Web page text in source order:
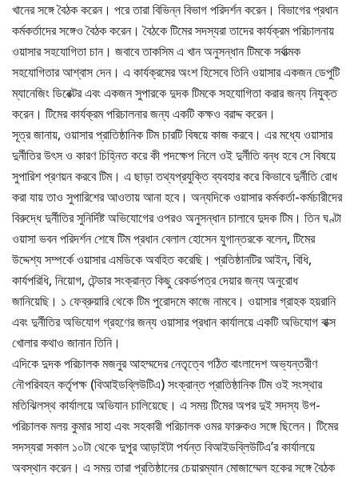
খানের সঙ্গে বৈঠক করেন। পরে তারা বিভিন্ন বিভাগ পরিদর্শন করেন। বিভাগের প্রধান
কর্মকর্তাদের সঙ্গেও বৈঠক করেন। বৈঠকে টিমের সদস্যরা তাদের কার্যক্রম পরিচালনায়
ওয়াসার সহযোগিতা চান। জবাবে তাকসিম এ খান অনুসন্ধান টিমকে সর্বাত্মক
সহযোগিতার আশ্বাস দেন। এ কার্যক্রমের অংশ হিসেবে তিনি ওয়াসার একজন ডেপুটি
ম্যানেজিং ডিরেক্টর এবং একজন সুপারকে দুদক টিমকে সহযোগিতা করার জন্য নিযুক্ত
করেন। টিমের কার্যক্রম পরিচালনার জন্য একটি কক্ষও বরাদ্দ করেন।
সূত্র জানায়, ওয়াসার প্রাতিষ্ঠানিক টিম চারটি বিষয়ে কাজ করবে। এর মধ্যে ওয়াসার
দুর্নীতির উৎস ও কারণ চিহ্নিত করে কী পদক্ষেপ নিলে ওই দুর্নীতি বন্ধ হবে সে বিষয়ে
সুপারিশ প্রণয়ন করবে টিম। এ ছাড়া তথ্যপ্রযুক্তি ব্যবহার করে কিভাবে দুর্নীতি রোধ
করা যায় তাও সুপারিশের আওতায় আনা হবে। অন্যদিকে ওয়াসার কর্মকর্তা-কর্মচারীদের
বিরুদ্ধে দুর্নীতির সুনির্দিষ্ট অভিযোগের ওপরও অনুসন্ধান চালাবে দুদক টিম। তিন ঘণ্টা
ওয়াসা ভবন পরিদর্শন শেষে টিম প্রধান বেলাল হোসেন যুগান্তরকে বলেন, টিমের
উদ্দেশ্য সম্পর্কে ওয়াসার এমডিকে অবহিত করেছি। প্রতিষ্ঠানটির আইন, বিধি,
কার্যপরিধি, নিয়োগ, টেন্ডার সংক্রান্ত কিছু রেকর্ডপত্র দেয়ার জন্য অনুরোধ
জানিয়েছি। ১ ফেব্রুয়ারি থেকে টিম পুরোদমে কাজে নামবে। ওয়াসার গ্রাহক হয়রানি
এবং দুর্নীতির অভিযোগ গ্রহণের জন্য ওয়াসার প্রধান কার্যালয়ে একটি অভিযোগ বাক্স
খোলার কথাও জানান তিনি।
এদিকে দুদক পরিচালক মজনুর আহম্মদের নেতৃত্বে গঠিত বাংলাদেশ অভ্যন্তরীণ
নৌপরিবহন কর্তৃপক্ষ (বিআইডব্লিউটিএ) সংক্রান্ত প্রাতিষ্ঠানিক টিম ওই সংস্থার
মতিঝিলস্থ কার্যালয়ে অভিযান চালিয়েছে। এ সময় টিমের অপর দুই সদস্য উপ-
পরিচালক মলয় কুমার সাহা এবং সহকারী পরিচালক ওমর ফারুকও সঙ্গে ছিলেন। টিমের
সদস্যরা সকাল ১০টা থেকে দুপুর আড়াইটা পর্যন্ত বিআইডব্লিউটিএ’র কার্যালয়ে
অবস্থান করেন। এ সময় তারা প্রতিষ্ঠানের চেয়ারম্যান মোজাম্মেল হকের সঙ্গে বৈঠক